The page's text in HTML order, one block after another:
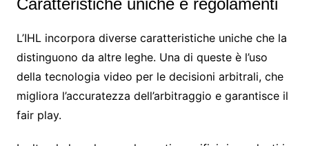
Caratteristiche uniche e regolamenti
L’IHL incorpora diverse caratteristiche uniche che la
distinguono da altre leghe. Una di queste è l’uso
della tecnologia video per le decisioni arbitrali, che
migliora l’accuratezza dell’arbitraggio e garantisce il
fair play.